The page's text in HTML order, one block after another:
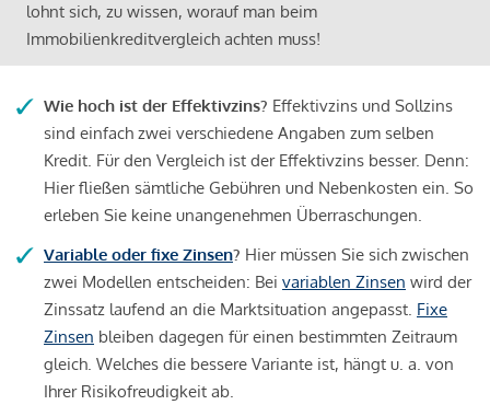
lohnt sich, zu wissen, worauf man beim
Immobilienkreditvergleich achten muss!
Wie hoch ist der Effektivzins? Effektivzins und Sollzins
sind einfach zwei verschiedene Angaben zum selben
Kredit. Für den Vergleich ist der Effektivzins besser. Denn:
Hier fließen sämtliche Gebühren und Nebenkosten ein. So
erleben Sie keine unangenehmen Überraschungen.
Variable oder fixe Zinsen? Hier müssen Sie sich zwischen
zwei Modellen entscheiden: Bei variablen Zinsen wird der
Zinssatz laufend an die Marktsituation angepasst. Fixe
Zinsen bleiben dagegen für einen bestimmten Zeitraum
gleich. Welches die bessere Variante ist, hängt u. a. von
Ihrer Risikofreudigkeit ab.